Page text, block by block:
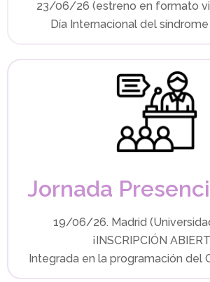
23/06/26 (estreno en formato
Día Internacional del
Jornada
19/06/26. Madrid
¡INSCRIPCIÓN
Integrada en la programación del